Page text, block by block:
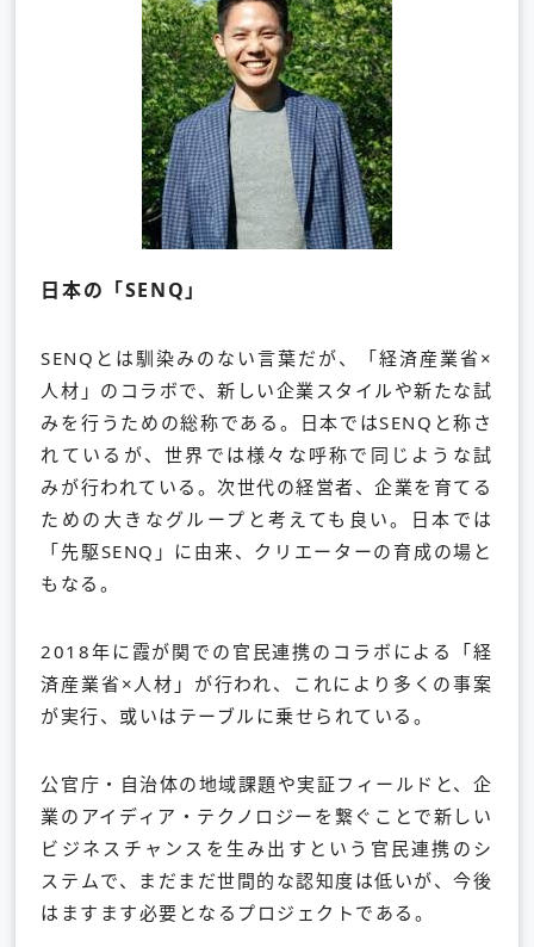
日本の「SENQ」
SENQとは馴染みのない言葉だが、「経済産業省×
人材」のコラボで、新しい企業スタイルや新たな試
みを行うための総称である。日本ではSENQと称さ
れているが、世界では様々な呼称で同じような試
みが行われている。次世代の経営者、企業を育てる
ための大きなグループと考えても良い。日本では
「先駆SENQ」に由来、クリエーターの育成の場と
もなる。
2018年に霞が関での官民連携のコラボによる「経
済産業省×人材」が行われ、これにより多くの事案
が実行、或いはテーブルに乗せられている。
公官庁・自治体の地域課題や実証フィールドと、企
業のアイディア・テクノロジーを繋ぐことで新しい
ビジネスチャンスを生み出すという官民連携のシ
ステムで、まだまだ世間的な認知度は低いが、今後
はますます必要となるプロジェクトである。